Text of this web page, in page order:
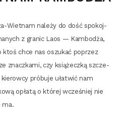
Wiet­nam nale­ży do dość spo­koj­
z gra­nic Laos — Kam­bo­dża,
ktoś chce nas oszu­kać poprzez
znacz­ka­mi, czy ksią­żecz­ką szcze­
pró­bu­je uła­twić nam
opła­tą o któ­rej wcze­śniej nie
ma.